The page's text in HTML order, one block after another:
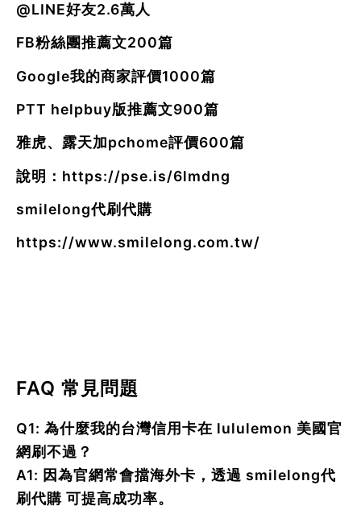
@LINE好友2.6萬人
FB粉絲團推薦文200篇
Google我的商家評價1000篇
PTT helpbuy版推薦文900篇
雅虎、露天加pchome評價600篇
說明： https://pse.is/6lmdng
smilelong代刷代購
https://www.smilelong.com.tw/
FAQ 常見問題
Q1: 為什麼我的台灣信用卡在 lululemon 美國官
網刷不過？
A1: 因為官網常會擋海外卡，透過 smilelong代
刷代購 可提高成功率。